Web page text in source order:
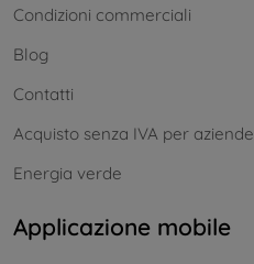
Condizioni commerciali
Blog
Contatti
Acquisto senza IVA per aziende
Energia verde
Applicazione mobile